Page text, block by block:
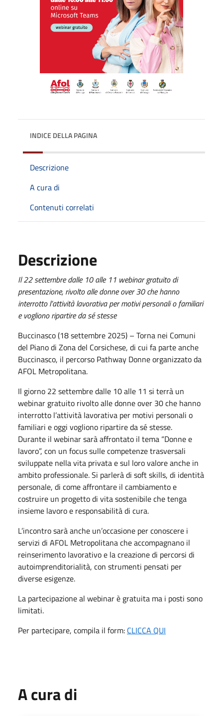
INDICE DELLA PAGINA
Descrizione
A cura di
Contenuti correlati
Descrizione
Il 22 settembre dalle 10 alle 11 webinar gratuito di
presentazione, rivolto alle donne over 30 che hanno
interrotto l’attività lavorativa per motivi personali o familiari
e vogliono ripartire da sé stesse
Buccinasco (18 settembre 2025) – Torna nei Comuni
del Piano di Zona del Corsichese, di cui fa parte anche
Buccinasco, il percorso Pathway Donne organizzato da
AFOL Metropolitana.
Il giorno 22 settembre dalle 10 alle 11 si terrà un
webinar gratuito rivolto alle donne over 30 che hanno
interrotto l’attività lavorativa per motivi personali o
familiari e oggi vogliono ripartire da sé stesse.
Durante il webinar sarà affrontato il tema “Donne e
lavoro”, con un focus sulle competenze trasversali
sviluppate nella vita privata e sul loro valore anche in
ambito professionale. Si parlerà di soft skills, di identità
personale, di come affrontare il cambiamento e
costruire un progetto di vita sostenibile che tenga
insieme lavoro e responsabilità di cura.
L’incontro sarà anche un’occasione per conoscere i
servizi di AFOL Metropolitana che accompagnano il
reinserimento lavorativo e la creazione di percorsi di
autoimprenditorialità, con strumenti pensati per
diverse esigenze.
La partecipazione al webinar è gratuita ma i posti sono
limitati.
Per partecipare, compila il form: CLICCA QUI
A cura di